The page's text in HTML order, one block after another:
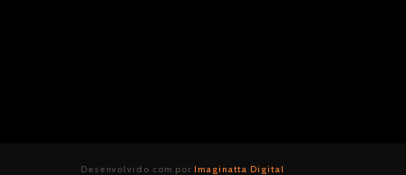
Desenvolvido com por Imaginatta Digital